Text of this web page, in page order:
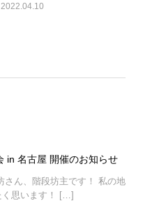
2022.04.10
in 名古屋 開催のお知らせ
さん、階段坊主です！ 私の地
く思います！ […]